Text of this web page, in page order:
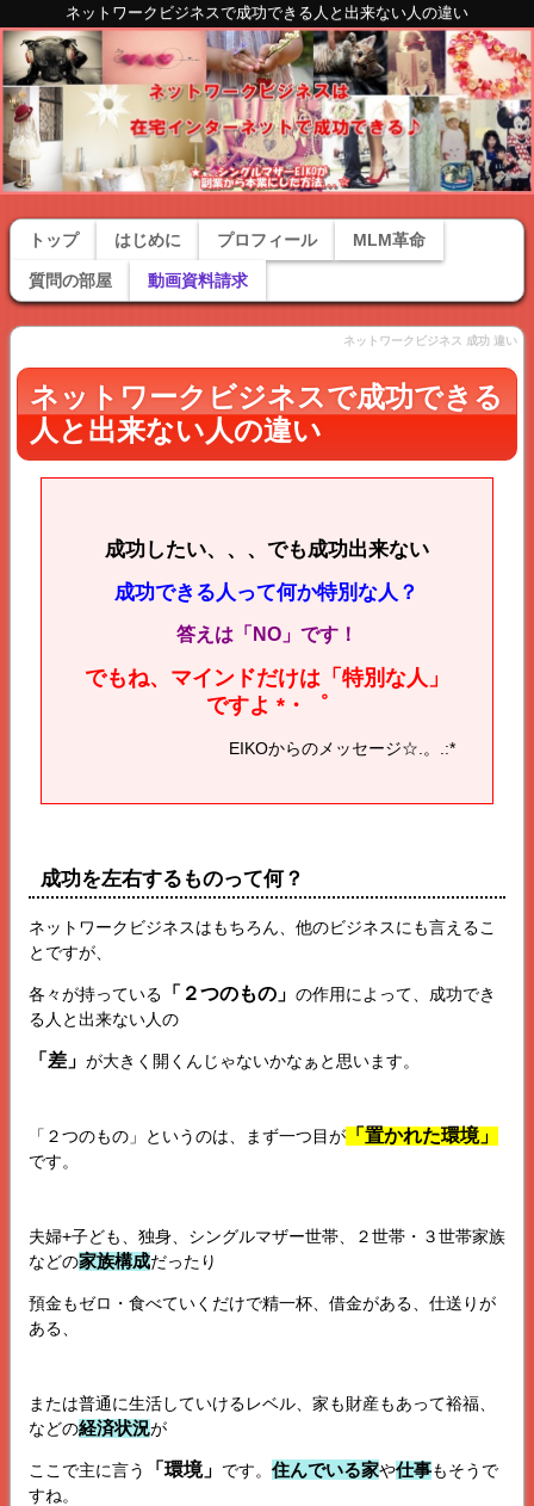
ネットワークビジネスで成功できる人と出来ない人の違い
トップ はじめに プロフィール MLM革命
質問の部屋 動画資料請求
ネットワークビジネス 成功 違い
ネットワークビジネスで成功できる
人と出来ない人の違い
成功したい、、、でも成功出来ない
成功できる人って何か特別な人？
答えは「NO」です！
でもね、マインドだけは「特別な人」
ですよ *・゜
EIKOからのメッセージ☆.。.:*
成功を左右するものって何？
ネットワークビジネスはもちろん、他のビジネスにも言えるこ
とですが、
各々が持っている 「２つのもの」 の作用によって、成功でき
る人と出来ない人の
「差」 が大きく開くんじゃないかなぁと思います。
「２つのもの」というのは、まず一つ目が「置かれた環境」
です。
夫婦+子ども、独身、シングルマザー世帯、２世帯・３世帯家族
などの家族構成だったり
預金もゼロ・食べていくだけで精一杯、借金がある、仕送りが
ある、
または普通に生活していけるレベル、家も財産もあって裕福、
などの経済状況が
ここで主に言う 「環境」 です。 住んでいる家や仕事もそうで
すね。